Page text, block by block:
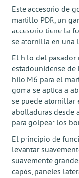
Este accesorio de
martillo PDR, un
accesorio tiene la
se atornilla en una
El hilo del pasador
estadounidense
hilo M6 para el
goma se aplica a
se puede atornillar
abolladuras desde
para golpear los
El principio de
levantar
suavemente
capós, paneles